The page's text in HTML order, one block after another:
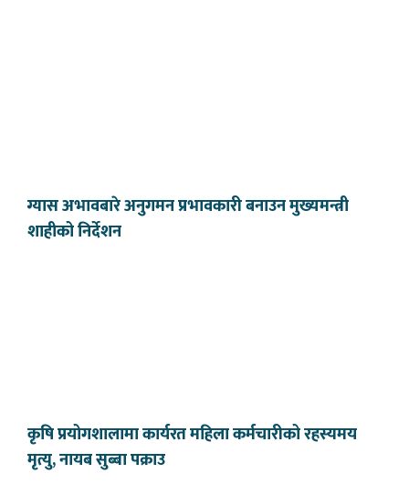
ग्यास अभावबारे अनुगमन प्रभावकारी बनाउन मुख्यमन्त्री
शाहीको निर्देशन
कृषि प्रयोगशालामा कार्यरत महिला कर्मचारीको रहस्यमय
मृत्यु, नायब सुब्बा पक्राउ